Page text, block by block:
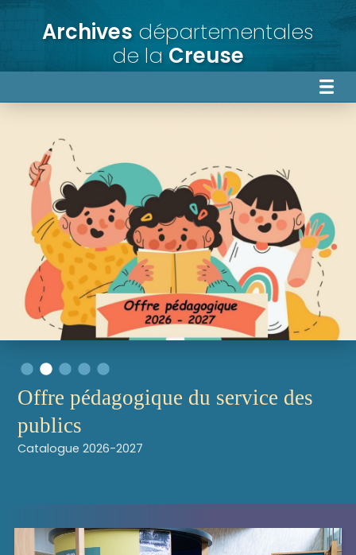
Archives départementales
de la Creuse
Offre pédagogique du service des
publics
Catalogue 2026-2027